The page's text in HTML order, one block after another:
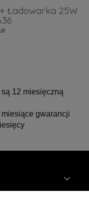
+ Ładowarka 25W
12 miesięczną
miesiące gwarancji